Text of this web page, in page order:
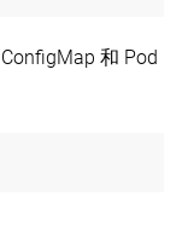
和 Pod